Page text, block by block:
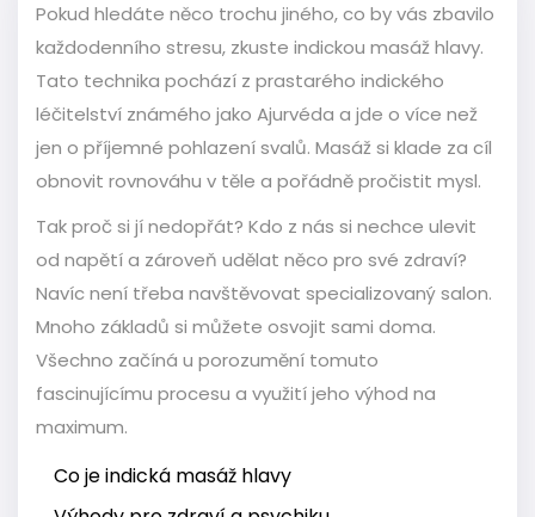
Pokud hledáte něco trochu jiného, co by vás zbavilo
každodenního stresu, zkuste indickou masáž hlavy.
Tato technika pochází z prastarého indického
léčitelství známého jako Ajurvéda a jde o více než
jen o příjemné pohlazení svalů. Masáž si klade za cíl
obnovit rovnováhu v těle a pořádně pročistit mysl.
Tak proč si jí nedopřát? Kdo z nás si nechce ulevit
od napětí a zároveň udělat něco pro své zdraví?
Navíc není třeba navštěvovat specializovaný salon.
Mnoho základů si můžete osvojit sami doma.
Všechno začíná u porozumění tomuto
fascinujícímu procesu a využití jeho výhod na
maximum.
Co je indická masáž hlavy